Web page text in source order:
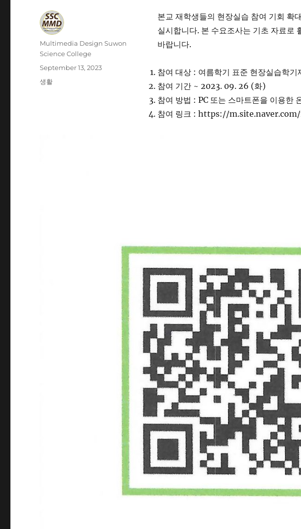
본교 재학생들의 현장실습 참여 기회 확
실시합니다. 본 수요조사는 기초 자료로
바랍니다.
참여 대상 : 여름학기 표준 현장실습학기
참여 기간 ~ 2023. 09. 26 (화)
참여 방법 : PC 또는 스마트폰을 이용한
참여 링크 : https://m.site.naver.com/
Author
Multimedia Design Suwon
Science College
Posted
on
September 13, 2023
Categories
생활